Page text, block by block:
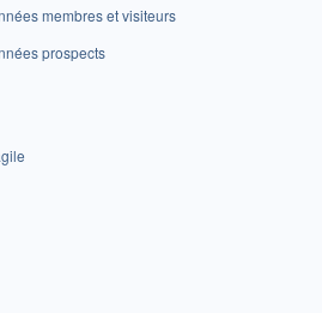
membres et visiteurs
prospects